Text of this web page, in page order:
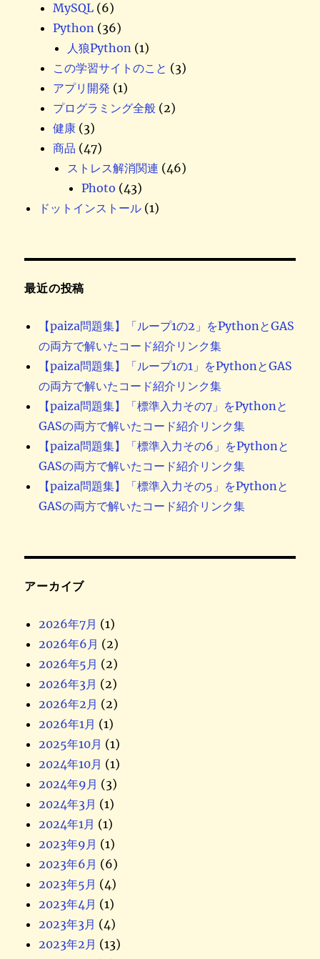
MySQL (6)
Python (36)
人狼Python (1)
この学習サイトのこと (3)
アプリ開発 (1)
プログラミング全般 (2)
健康 (3)
商品 (47)
ストレス解消関連 (46)
Photo (43)
ドットインストール (1)
最近の投稿
【paiza問題集】「ループ1の2」をPythonとGAS
の両方で解いたコード紹介リンク集
【paiza問題集】「ループ1の1」をPythonとGAS
の両方で解いたコード紹介リンク集
【paiza問題集】「標準入力その7」をPythonと
GASの両方で解いたコード紹介リンク集
【paiza問題集】「標準入力その6」をPythonと
GASの両方で解いたコード紹介リンク集
【paiza問題集】「標準入力その5」をPythonと
GASの両方で解いたコード紹介リンク集
アーカイブ
2026年7月 (1)
2026年6月 (2)
2026年5月 (2)
2026年3月 (2)
2026年2月 (2)
2026年1月 (1)
2025年10月 (1)
2024年10月 (1)
2024年9月 (3)
2024年3月 (1)
2024年1月 (1)
2023年9月 (1)
2023年6月 (6)
2023年5月 (4)
2023年4月 (1)
2023年3月 (4)
2023年2月 (13)